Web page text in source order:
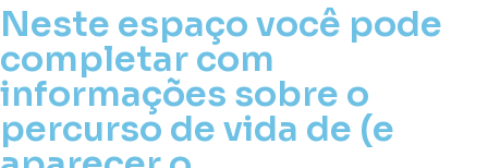
Neste espaço você pode
completar com
informações sobre o
percurso de vida de (e